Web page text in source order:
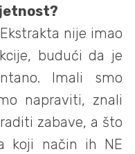
nije imao
budući da je
Imali smo
napraviti, znali
zabave, a što
koji način ih NE